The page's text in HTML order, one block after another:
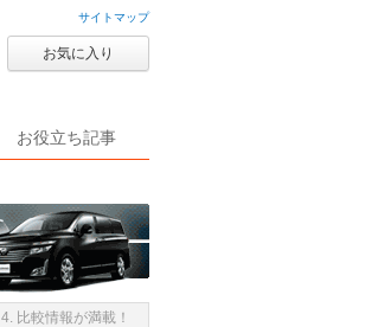
サイトマップ
お気に入り
お役立ち記事
4. 比較情報が満載！